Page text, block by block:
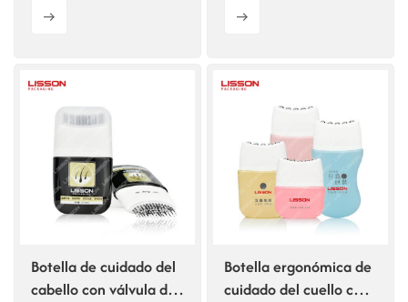
Botella de cuidado del
cabello con válvula de
Botella ergonómica de
cuidado del cuello con